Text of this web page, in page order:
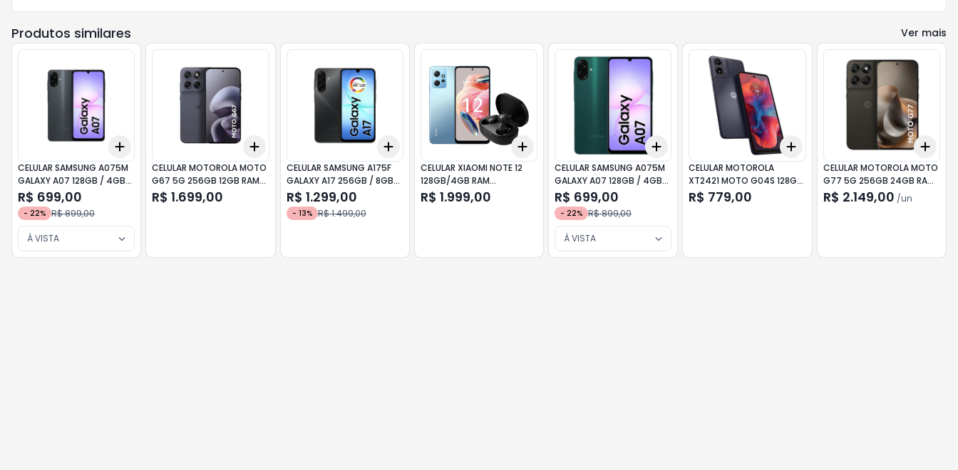
Produtos similares Ver mais
+10
Add
CELULAR SAMSUNG A075M
GALAXY A07 128GB / 4GB
RAM PRETO
R$ 699,00
- 22% R$ 899,00
À VISTA
+10
Add
CELULAR MOTOROLA MOTO
G67 5G 256GB 12GB RAM
CHUMBO
R$ 1.699,00
+5 +10
Add
CELULAR SAMSUNG A175F
GALAXY A17 256GB / 8GB
RAM PRETO
R$ 1.299,00
- 13% R$ 1.499,00
Add
CELULAR XIAOMI NOTE 12
128GB/4GB RAM
AZUL+FONE BUDS 4 ACTIVE
R$ 1.999,00
Add
CELULAR SAMSUNG A075M
GALAXY A07 128GB / 4GB
RAM VERDE
R$ 699,00
-22% R$ 899,00
À VISTA
+
Add
CELULAR MOTOROLA
XT2421 MOTO G04S 128GB
/ 4GB RAM GRAFITE
R$ 779,00
Add
CELULAR MOTOROLA MOTO
G77 5G 256GB 24GB RAM
MARROM
R$ 2.149,00 /un